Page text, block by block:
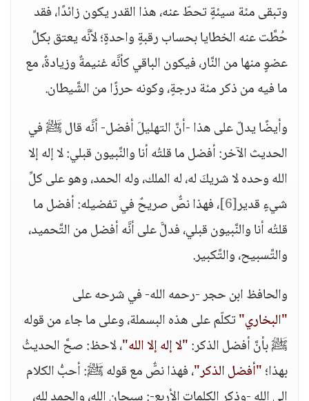
وتبقى مئة سيئةٍ تحطّ عنه، هذا القدر يكون زائدًا، فقد
حُطَّت عنه الخطايا بحساب رقبةٍ واحدةٍ؛ لأنَّه يعتق بكلِّ
عضوٍ منها من النَّار، فيكون الباقي كأنَّه غنيمةٌ وزيادةٌ، مع
ما فيه من ذكر مئة درجةٍ، وكونه حرزًا من الشَّيطان.
وأيضًا يدلّ على هذا -أنَّ التهليلَ أفضل- أنَّه قال ﷺ في
الحديث الآخر: أفضل ما قلتُه أنا والنَّبيون قبلي: لا إله إلا
الله وحده لا شريكَ له، له الملك، وله الحمد، وهو على كلِّ
شيءٍ قدير[6] ، فهذا نصٌّ صريحٌ في تفضيله: أفضل ما
قلتُه أنا والنَّبيون قبلي، فدلَّ على أنَّه أفضل من التَّحميد،
والتَّسبيح، والتَّكبير.
والحافظ ابن حجر -رحمه الله- في شرحه على
"البخاري"تكلّم على هذه البسملة، وعلى ما جاء من قوله
ﷺ بأنَّ أفضل الذكر:"لا إله إلا الله"، لاحظ: صحَّ الحديثُ
بهذا؛"أفضل الذكر"، فهذا نصٌّ مع قوله ﷺ: أحبُّ الكلام